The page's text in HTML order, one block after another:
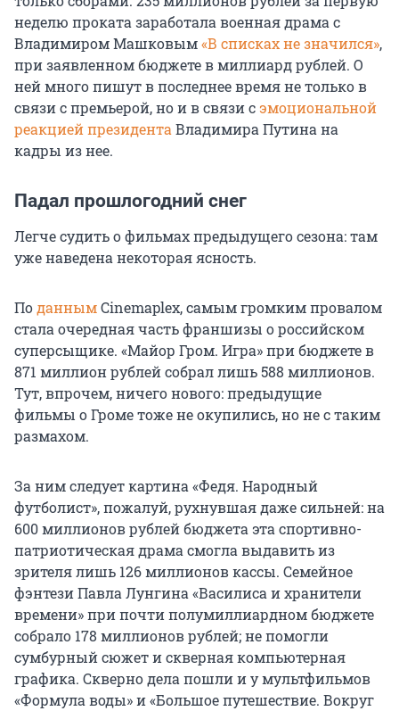
неделю проката заработала военная драма с
Владимиром Машковым«В списках не значился»,
при заявленном бюджете в миллиард рублей. О
ней много пишут в последнее время не только в
связи с премьерой, но и в связи сэмоциональной
реакцией президентаВладимира Путина на
кадры из нее.
Падал прошлогодний снег
Легче судить о фильмах предыдущего сезона: там
уже наведена некоторая ясность.
ПоданнымCinemaplex, самым громким провалом
стала очередная часть франшизы о российском
суперсыщике. «Майор Гром. Игра» при бюджете в
871 миллион рублей собрал лишь 588 миллионов.
Тут, впрочем, ничего нового: предыдущие
фильмы о Громе тоже не окупились, но не с таким
размахом.
За ним следует картина «Федя. Народный
футболист», пожалуй, рухнувшая даже сильней: на
600 миллионов рублей бюджета эта спортивно-
патриотическая драма смогла выдавить из
зрителя лишь 126 миллионов кассы. Семейное
фэнтези Павла Лунгина «Василиса и хранители
времени» при почти полумиллиардном бюджете
собрало 178 миллионов рублей; не помогли
сумбурный сюжет и скверная компьютерная
графика. Скверно дела пошли и у мультфильмов
«Формула воды» и «Большое путешествие. Вокруг